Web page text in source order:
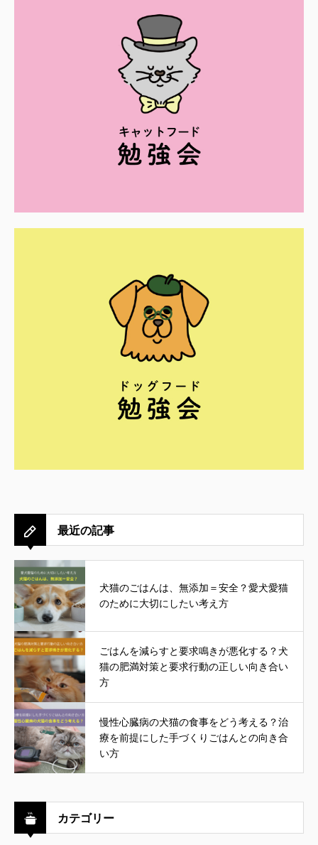
最近の記事
犬猫のごはんは、無添加＝安全？愛犬愛猫
のために大切にしたい考え方
ごはんを減らすと要求鳴きが悪化する？犬
猫の肥満対策と要求行動の正しい向き合い
方
慢性心臓病の犬猫の食事をどう考える？治
療を前提にした手づくりごはんとの向き合
い方
カテゴリー